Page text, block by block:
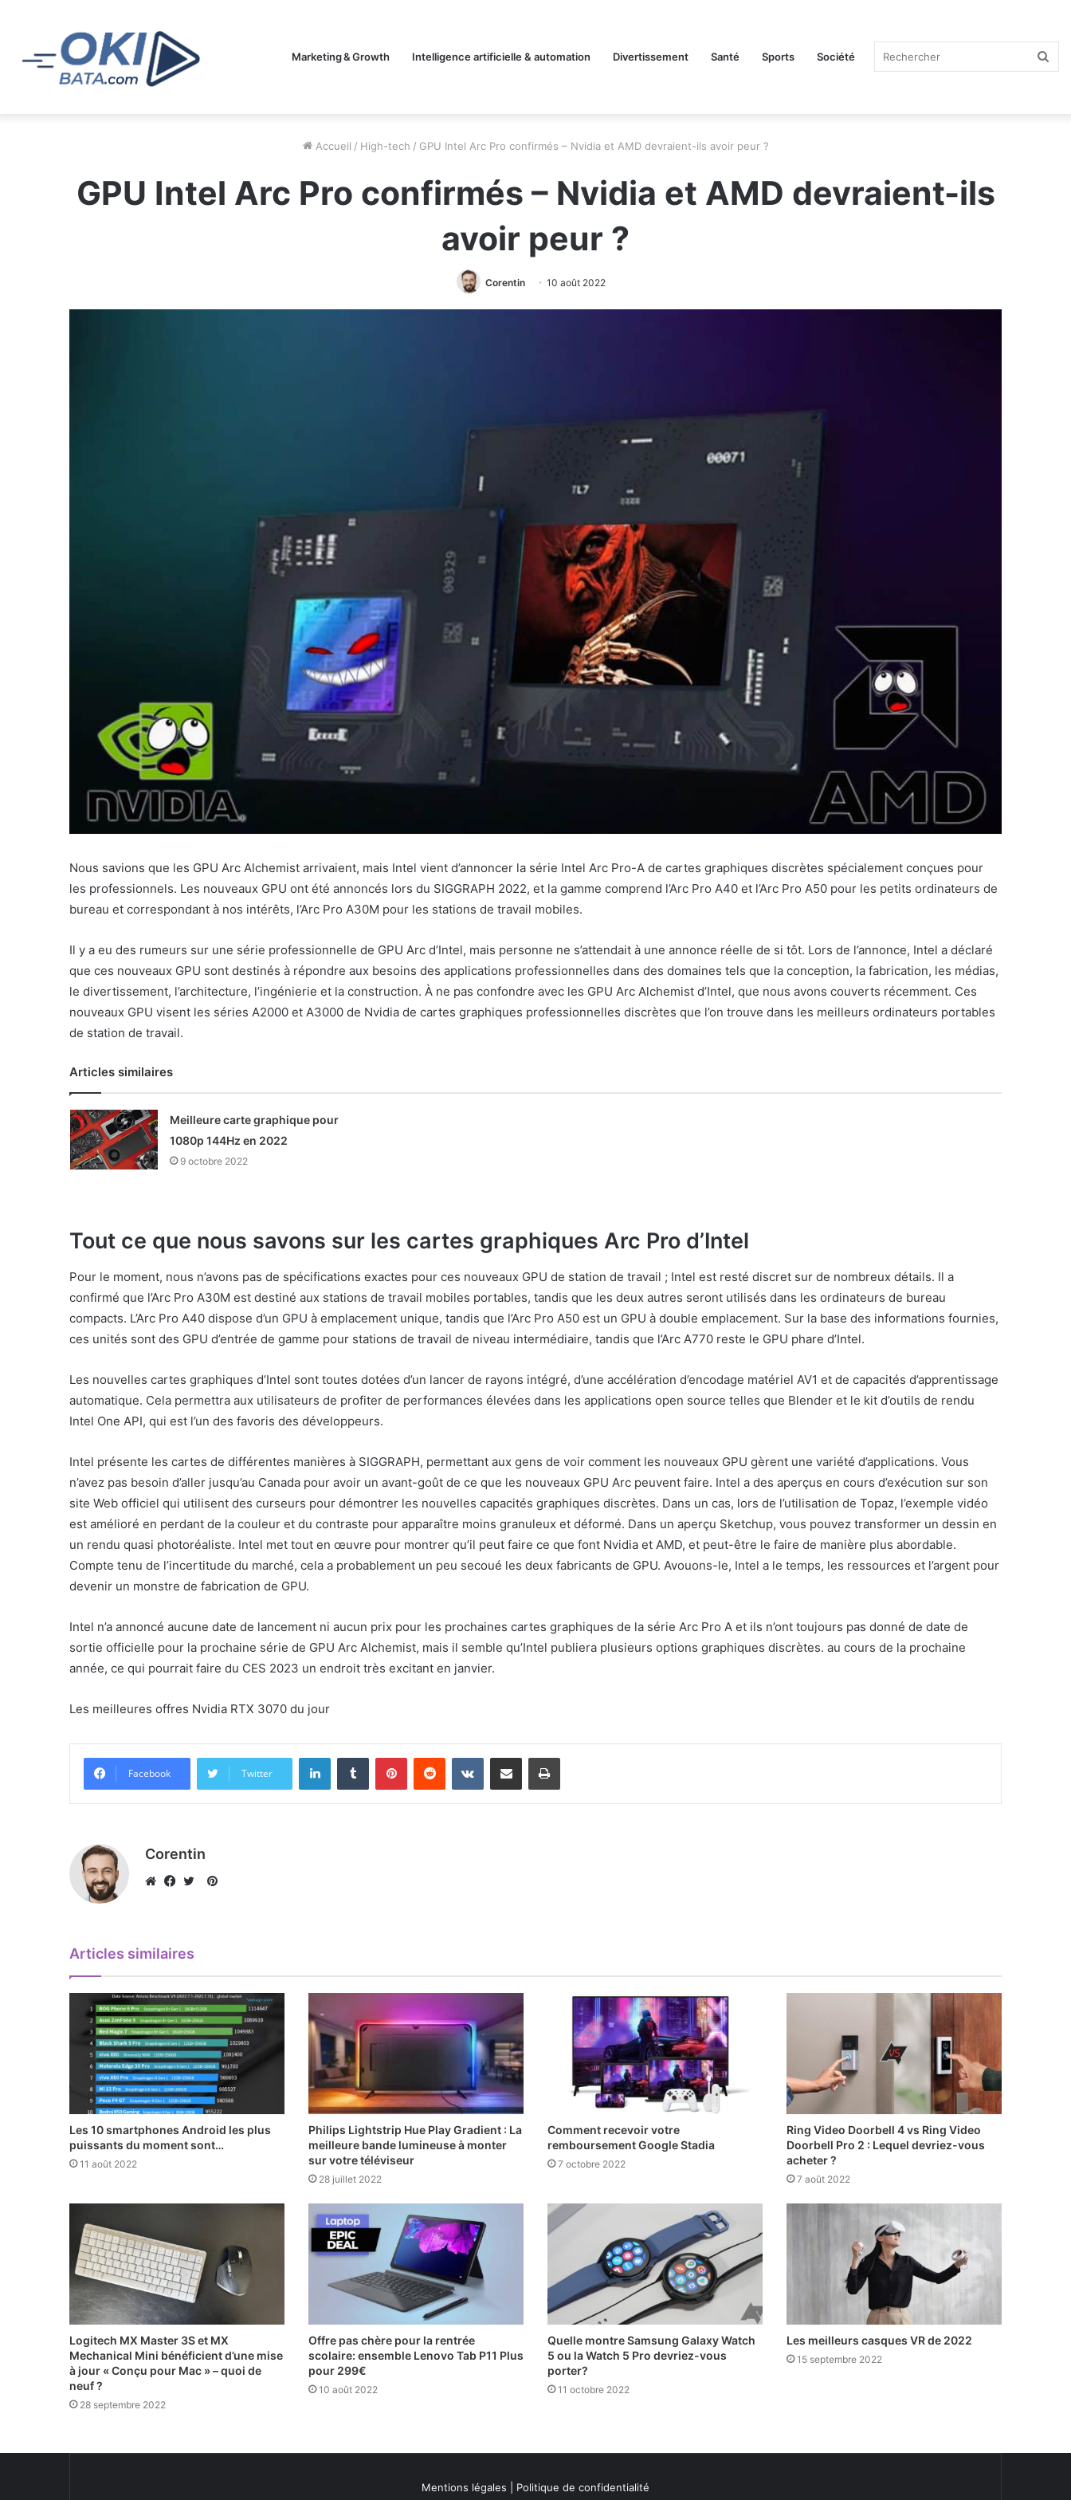
Marketing & Growth Intelligence artificielle & automation Divertissement Santé Sports Société
Accueil / High-tech / GPU Intel Arc Pro confirmés – Nvidia et AMD devraient-ils avoir peur ?
GPU Intel Arc Pro confirmés – Nvidia et AMD devraient-ils
avoir peur ?
Corentin 10 août 2022
Nous savions que les GPU Arc Alchemist arrivaient, mais Intel vient d’annoncer la série Intel Arc Pro-A de cartes graphiques discrètes spécialement conçues pour
les professionnels. Les nouveaux GPU ont été annoncés lors du SIGGRAPH 2022, et la gamme comprend l’Arc Pro A40 et l’Arc Pro A50 pour les petits ordinateurs de
bureau et correspondant à nos intérêts, l’Arc Pro A30M pour les stations de travail mobiles.
Il y a eu des rumeurs sur une série professionnelle de GPU Arc d’Intel, mais personne ne s’attendait à une annonce réelle de si tôt. Lors de l’annonce, Intel a déclaré
que ces nouveaux GPU sont destinés à répondre aux besoins des applications professionnelles dans des domaines tels que la conception, la fabrication, les médias,
le divertissement, l’architecture, l’ingénierie et la construction. À ne pas confondre avec les GPU Arc Alchemist d’Intel, que nous avons couverts récemment. Ces
nouveaux GPU visent les séries A2000 et A3000 de Nvidia de cartes graphiques professionnelles discrètes que l’on trouve dans les meilleurs ordinateurs portables
de station de travail.
Articles similaires
Meilleure carte graphique pour
1080p 144Hz en 2022
9 octobre 2022
Tout ce que nous savons sur les cartes graphiques Arc Pro d’Intel
Pour le moment, nous n’avons pas de spécifications exactes pour ces nouveaux GPU de station de travail ; Intel est resté discret sur de nombreux détails. Il a
confirmé que l’Arc Pro A30M est destiné aux stations de travail mobiles portables, tandis que les deux autres seront utilisés dans les ordinateurs de bureau
compacts. L’Arc Pro A40 dispose d’un GPU à emplacement unique, tandis que l’Arc Pro A50 est un GPU à double emplacement. Sur la base des informations fournies,
ces unités sont des GPU d’entrée de gamme pour stations de travail de niveau intermédiaire, tandis que l’Arc A770 reste le GPU phare d’Intel.
Les nouvelles cartes graphiques d’Intel sont toutes dotées d’un lancer de rayons intégré, d’une accélération d’encodage matériel AV1 et de capacités d’apprentissage
automatique. Cela permettra aux utilisateurs de profiter de performances élevées dans les applications open source telles que Blender et le kit d’outils de rendu
Intel One API, qui est l’un des favoris des développeurs.
Intel présente les cartes de différentes manières à SIGGRAPH, permettant aux gens de voir comment les nouveaux GPU gèrent une variété d’applications. Vous
n’avez pas besoin d’aller jusqu’au Canada pour avoir un avant-goût de ce que les nouveaux GPU Arc peuvent faire. Intel a des aperçus en cours d’exécution sur son
site Web officiel qui utilisent des curseurs pour démontrer les nouvelles capacités graphiques discrètes. Dans un cas, lors de l’utilisation de Topaz, l’exemple vidéo
est amélioré en perdant de la couleur et du contraste pour apparaître moins granuleux et déformé. Dans un aperçu Sketchup, vous pouvez transformer un dessin en
un rendu quasi photoréaliste. Intel met tout en œuvre pour montrer qu’il peut faire ce que font Nvidia et AMD, et peut-être le faire de manière plus abordable.
Compte tenu de l’incertitude du marché, cela a probablement un peu secoué les deux fabricants de GPU. Avouons-le, Intel a le temps, les ressources et l’argent pour
devenir un monstre de fabrication de GPU.
Intel n’a annoncé aucune date de lancement ni aucun prix pour les prochaines cartes graphiques de la série Arc Pro A et ils n’ont toujours pas donné de date de
sortie officielle pour la prochaine série de GPU Arc Alchemist, mais il semble qu’Intel publiera plusieurs options graphiques discrètes. au cours de la prochaine
année, ce qui pourrait faire du CES 2023 un endroit très excitant en janvier.
Les meilleures offres Nvidia RTX 3070 du jour
Facebook Twitter
LinkedinTumblr PinterestReddit VKontaktePartager par email Imprimer
Corentin
Pinterest
Articles similaires
Les 10 smartphones Android les plus
puissants du moment sont…
11 août 2022
Philips Lightstrip Hue Play Gradient : La
meilleure bande lumineuse à monter
sur votre téléviseur
28 juillet 2022
Comment recevoir votre
remboursement Google Stadia
7 octobre 2022
Ring Video Doorbell 4 vs Ring Video
Doorbell Pro 2 : Lequel devriez-vous
acheter ?
7 août 2022
Logitech MX Master 3S et MX
Mechanical Mini bénéficient d’une mise
à jour « Conçu pour Mac » – quoi de
neuf ?
28 septembre 2022
Offre pas chère pour la rentrée
scolaire: ensemble Lenovo Tab P11 Plus
pour 299€
10 août 2022
Quelle montre Samsung Galaxy Watch
5 ou la Watch 5 Pro devriez-vous
porter?
11 octobre 2022
Les meilleurs casques VR de 2022
15 septembre 2022
Mentions légales Politique de confidentialité